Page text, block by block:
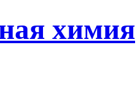
химия